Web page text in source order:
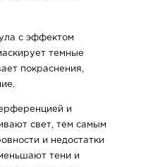
с эффектом
темные
покраснения,
и
свет, тем самым
и недостатки
тени и